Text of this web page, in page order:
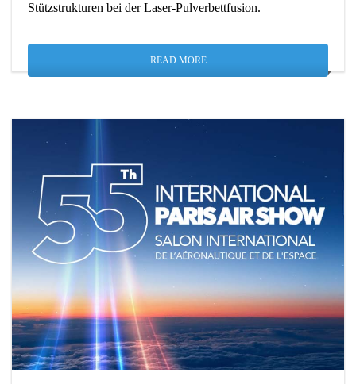
Stützstrukturen bei der Laser-Pulverbettfusion.
READ MORE